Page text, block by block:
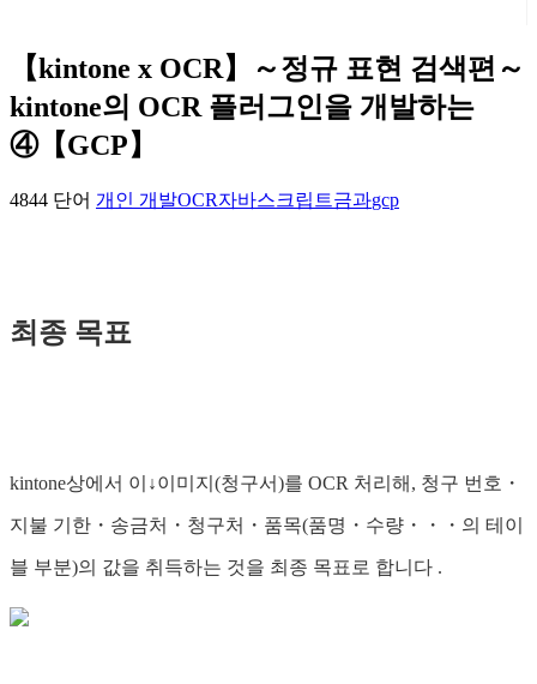
【kintone x OCR】～정규 표현 검색편～
kintone의 OCR 플러그인을 개발하는
④【GCP】
4844 단어 개인 개발OCR자바스크립트금과gcp
최종 목표
kintone상에서 이↓이미지(청구서)를 OCR 처리해, 청구 번호・
지불 기한・송금처・청구처・품목(품명・수량・・・의 테이
블 부분)의 값을 취득하는 것을 최종 목표로 합니다 .